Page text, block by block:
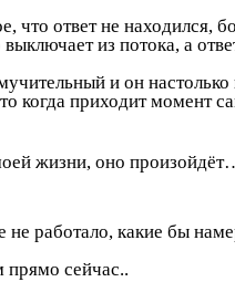
ответ не находился,
из потока, а
и он настолько
когда приходит момент
жизни, оно
работало, какие бы
прямо сейчас..